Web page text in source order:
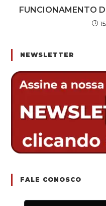
FUNCIONAMENTO
NEWSLETTER
FALE CONOSCO